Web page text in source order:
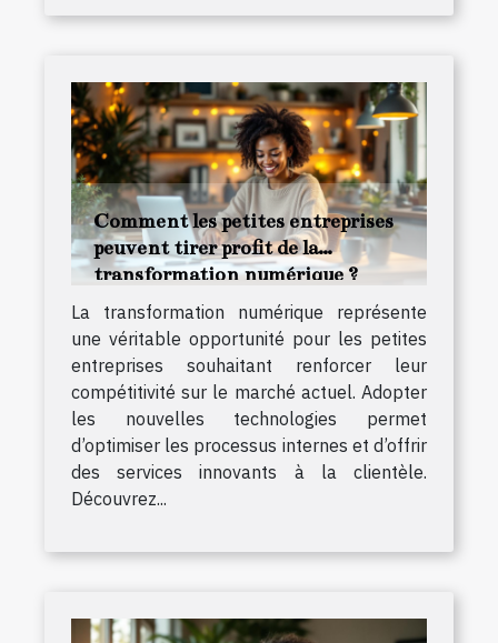
Comment les petites entreprises
peuvent tirer profit de la
transformation numérique ?
La transformation numérique représente
une véritable opportunité pour les petites
entreprises souhaitant renforcer leur
compétitivité sur le marché actuel. Adopter
les nouvelles technologies permet
d’optimiser les processus internes et d’offrir
des services innovants à la clientèle.
Découvrez...